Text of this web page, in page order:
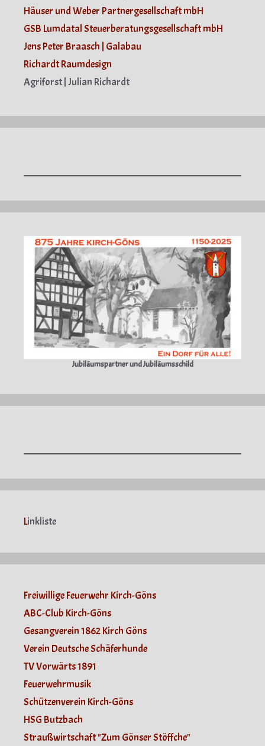
Häuser und Weber Partnergesellschaft mbH
GSB Lumdatal Steuerberatungsgesellschaft mbH
Jens Peter Braasch | Galabau
Richardt Raumdesign
Agriforst | Julian Richardt
Jubiläumspartner und Jubiläumsschild
Linkliste
Freiwillige Feuerwehr Kirch-Göns
ABC-Club Kirch-Göns
Gesangverein 1862 Kirch Göns
Verein Deutsche Schäferhunde
TV Vorwärts 1891
Feuerwehrmusik
Schützenverein Kirch-Göns
HSG Butzbach
Straußwirtschaft "Zum Gönser Stöffche"